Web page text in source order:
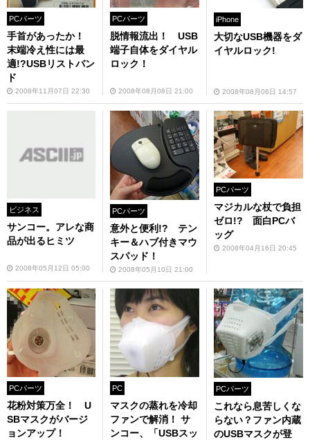
PCパーツ
手首があったか！
末端冷え性には最
適!?USBリストバン
ド
2008年11月07日 22:30
PCパーツ
脱情報流出！ USB
端子自体をダイヤル
ロック！
2008年08月08日 21:00
iPhone
大切なUSB機器をダ
イヤルロック!
2008年08月06日 14:57
ビジネス
サンコー。アレな商
品が出るヒミツ
2008年05月12日 05:00
PCパーツ
意外と便利!? テン
キー＆ハブ付きマウ
スパッド！
2008年05月10日 21:00
PCパーツ
マジカルな杖で負担
ゼロ!? 面白PCバ
ッグ
2008年04月16日 20:45
PCパーツ
花粉対策万全！ U
SBマスクがバージ
ョンアップ！
PC
マスクの蒸れを冷却
ファンで解消！ サ
ンコー、「USBスッ
PCパーツ
これなら息苦しくな
らない？ファン内蔵
のUSBマスクが登